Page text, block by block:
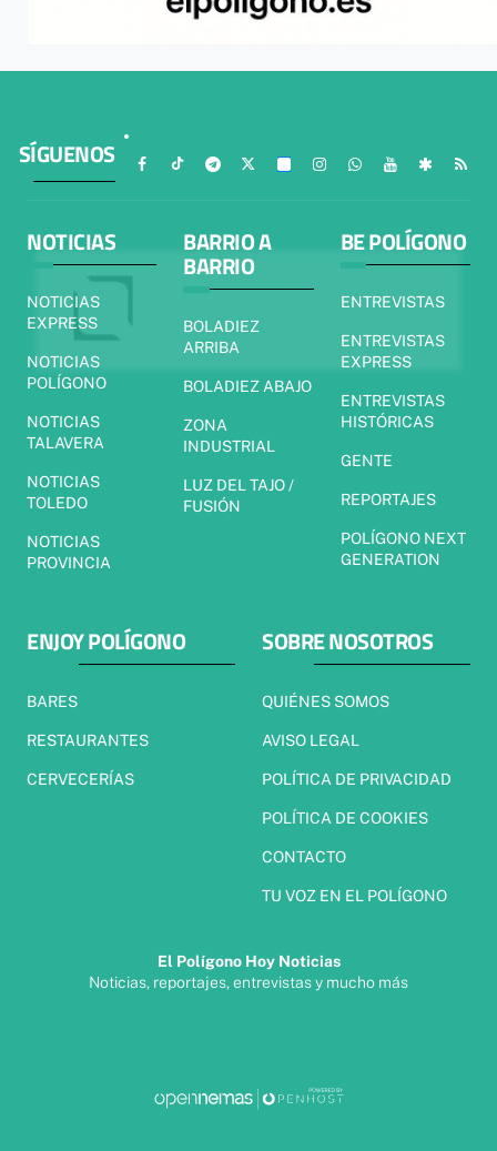
SÍGUENOS
NOTICIAS
NOTICIAS
EXPRESS
NOTICIAS
POLÍGONO
NOTICIAS
TALAVERA
NOTICIAS
TOLEDO
NOTICIAS
PROVINCIA
BARRIO A
BARRIO
BOLADIEZ
ARRIBA
BOLADIEZ ABAJO
ZONA
INDUSTRIAL
LUZ DEL TAJO /
FUSIÓN
BE POLÍGONO
ENTREVISTAS
ENTREVISTAS
EXPRESS
ENTREVISTAS
HISTÓRICAS
GENTE
REPORTAJES
POLÍGONO NEXT
GENERATION
ENJOY POLÍGONO
BARES
RESTAURANTES
CERVECERÍAS
SOBRE NOSOTROS
QUIÉNES SOMOS
AVISO LEGAL
POLÍTICA DE PRIVACIDAD
POLÍTICA DE COOKIES
CONTACTO
TU VOZ EN EL POLÍGONO
El Polígono Hoy Noticias
Noticias, reportajes, entrevistas y mucho más